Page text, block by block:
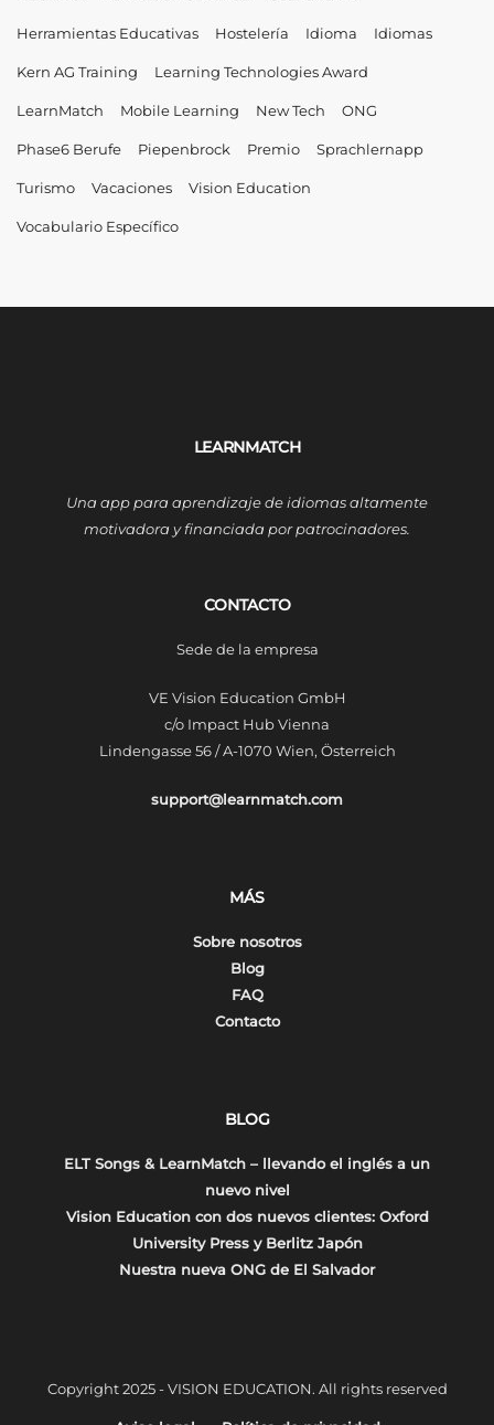
Herramientas Educativas Hostelería Idioma Idiomas
Kern AG Training Learning Technologies Award
LearnMatch Mobile Learning New Tech ONG
Phase6 Berufe Piepenbrock Premio Sprachlernapp
Turismo Vacaciones Vision Education
Vocabulario Específico
LEARNMATCH
Una app para aprendizaje de idiomas altamente
motivadora y financiada por patrocinadores.
CONTACTO
Sede de la empresa
VE Vision Education GmbH
c/o Impact Hub Vienna
Lindengasse 56 / A-1070 Wien, Österreich
support@learnmatch.com
MÁS
Sobre nosotros
Blog
FAQ
Contacto
BLOG
ELT Songs & LearnMatch – llevando el inglés a un
nuevo nivel
Vision Education con dos nuevos clientes: Oxford
University Press y Berlitz Japón
Nuestra nueva ONG de El Salvador
Copyright 2025 - VISION EDUCATION. All rights reserved